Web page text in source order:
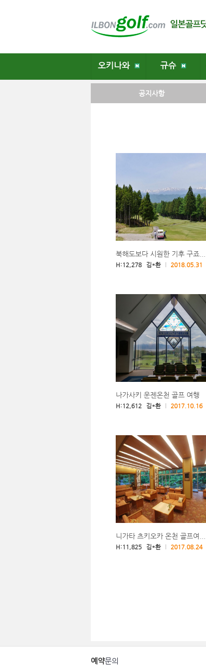
오키나와 규슈
공지사항
북해도보다 시원한 기후 구죠...
H:12,278 김*환 2018.05.31
나가사키 운젠온천 골프 여행
H:12,612 김*환 2017.10.16
니가타 츠키오카 온천 골프여...
H:11,825 김*환 2017.08.24
예약문의